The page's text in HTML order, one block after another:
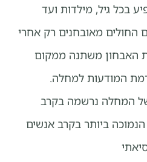
גיל, מילדות ועד
מאובחנים רק אחרי
משתנה ממקום
המודעות למחלה.
המחלה נרשמה בקרב
ביותר בקרב אנשים